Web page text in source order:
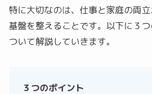
特に大切なのは、仕事と家庭の両
基盤を整えることです。以下に３
ついて解説していきます。
３つのポイント